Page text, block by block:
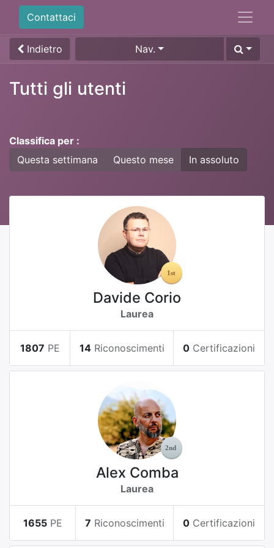
Contattaci
Indietro Nav.
Tutti gli utenti
Classifica per :
Questa settimana
Questo mese In assoluto
Davide Corio
Laurea
1807 PE 14 Riconoscimenti 0 Certificazioni
Alex Comba
Laurea
1655 PE 7 Riconoscimenti 0 Certificazioni